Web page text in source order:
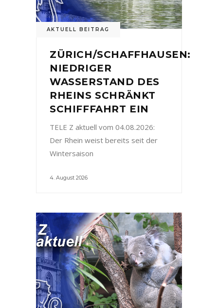
AKTUELL BEITRAG
ZÜRICH/SCHAFFHAUSEN:
NIEDRIGER
WASSERSTAND DES
RHEINS SCHRÄNKT
SCHIFFFAHRT EIN
TELE Z aktuell vom 04.08.2026:
Der Rhein weist bereits seit der
Wintersaison
4. August 2026